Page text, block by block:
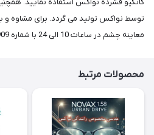
کانکیو فشرده نواکس استفاده نمایید.
توسط نواکس تولید می گردد. برای مشاوه
معاینه چشم در ساعات 10 الی 24 با شماره 02177116909 تماس حاصل فرمایید.
محصولات مرتبط